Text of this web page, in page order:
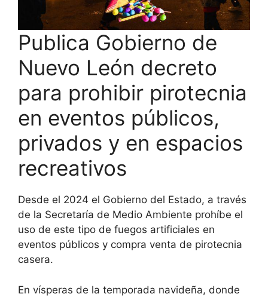
Publica Gobierno de
Nuevo León decreto
para prohibir pirotecnia
en eventos públicos,
privados y en espacios
recreativos
Desde el 2024 el Gobierno del Estado, a través
de la Secretaría de Medio Ambiente prohíbe el
uso de este tipo de fuegos artificiales en
eventos públicos y compra venta de pirotecnia
casera.
En vísperas de la temporada navideña, donde